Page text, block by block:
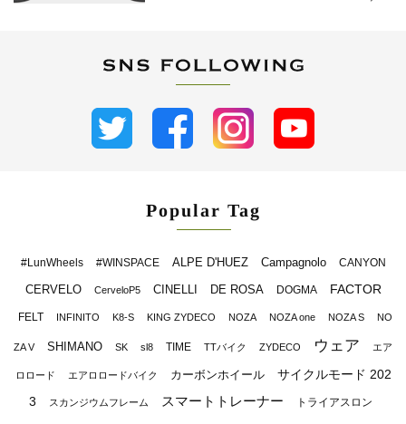
Popular Tag
#LunWheels #WINSPACE ALPE D'HUEZ Campagnolo CANYON
CERVELO CerveloP5 CINELLI DE ROSA DOGMA FACTOR
FELT INFINITO K8-S KING ZYDECO NOZA NOZA one NOZA S NO
ZA V SHIMANO SK sl8 TIME TTバイク ZYDECO ウェア エア
ロロード エアロロードバイク カーボンホイール
サイクルモード 202
3
スカンジウムフレーム スマートトレーナー トライアスロン